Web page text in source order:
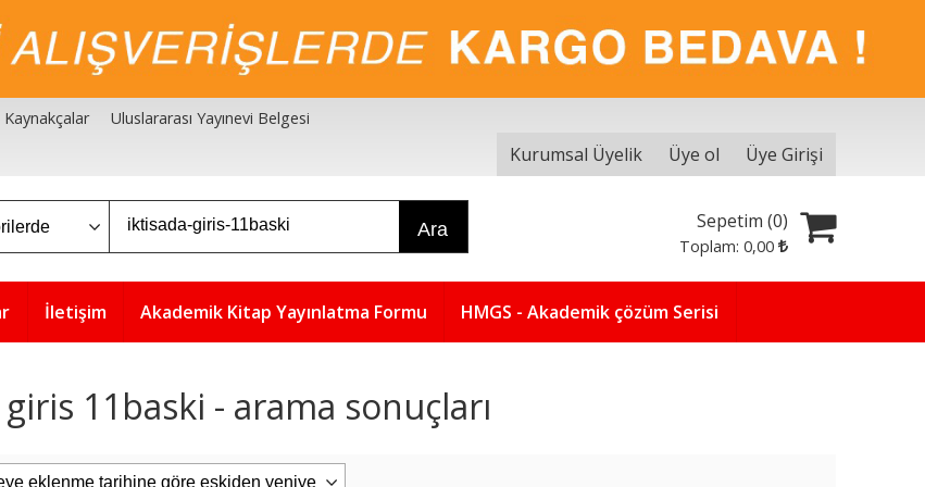
Uluslararası Yayınevi Belgesi
Kurumsal Üyelik Üye ol Üye Girişi
Ara Sepetim (0)
Toplam:0,00
İletişim Akademik Kitap Yayınlatma Formu HMGS - Akademik çözüm Serisi
11baski - arama sonuçları